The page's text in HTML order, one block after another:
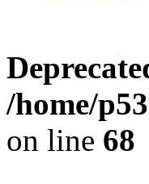
/home/
on line 68